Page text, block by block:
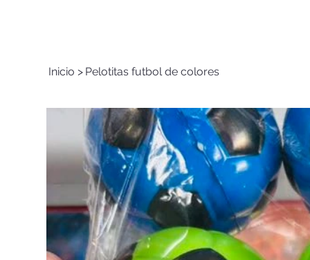
Inicio > Pelotitas futbol de colores